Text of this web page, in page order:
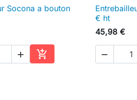
rapide
Socona a bouton
 
Ajouter au panier

€ ht
45,98 €
